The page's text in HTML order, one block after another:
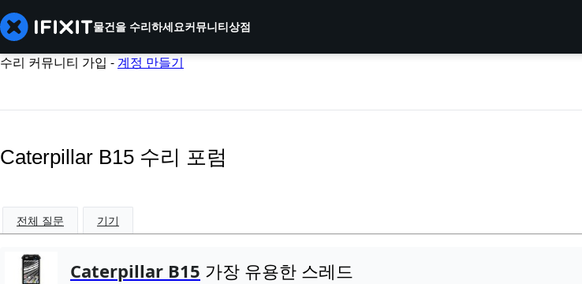
물건을 수리하세요커뮤니티상점
수리 커뮤니티 가입 -계정 만들기
Caterpillar B15 수리 포럼
전체 질문 기기
Caterpillar B15 가장 유용한 스레드